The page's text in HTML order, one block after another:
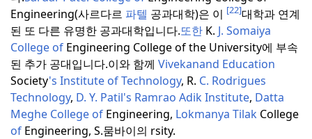
Engineering(사르다르 파텔 공과대학)은 이 [22]대학과 연계
된 또 다른 유명한 공과대학입니다.또한 K. J. Somaiya
College of Engineering College of the University에 부속
된 추가 공대입니다.이와 함께 Vivekanand Education
Society's Institute of Technology, R. C. Rodrigues
Technology, D. Y. Patil's Ramrao Adik Institute, Datta
Meghe College of Engineering, Lokmanya Tilak College
of Engineering, S.뭄바이의 rsity.